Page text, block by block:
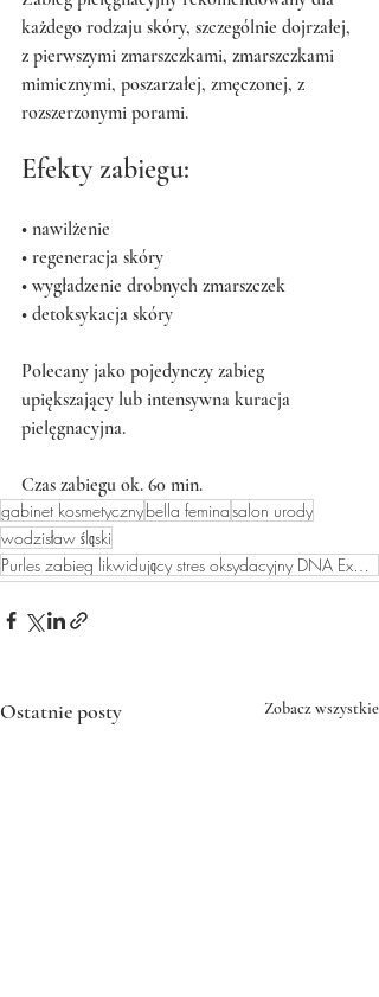
każdego rodzaju skóry, szczególnie dojrzałej,
z pierwszymi zmarszczkami, zmarszczkami
mimicznymi, poszarzałej, zmęczonej, z
rozszerzonymi porami.
Efekty zabiegu:
• nawilżenie
• regeneracja skóry
• wygładzenie drobnych zmarszczek
• detoksykacja skóry
Polecany jako pojedynczy zabieg
upiększający lub intensywna kuracja
pielęgnacyjna.
Czas zabiegu ok. 60 min.
gabinet kosmetycznybella feminasalon urody
wodzisław śląski
Ostatnie posty Zobacz wszystkie